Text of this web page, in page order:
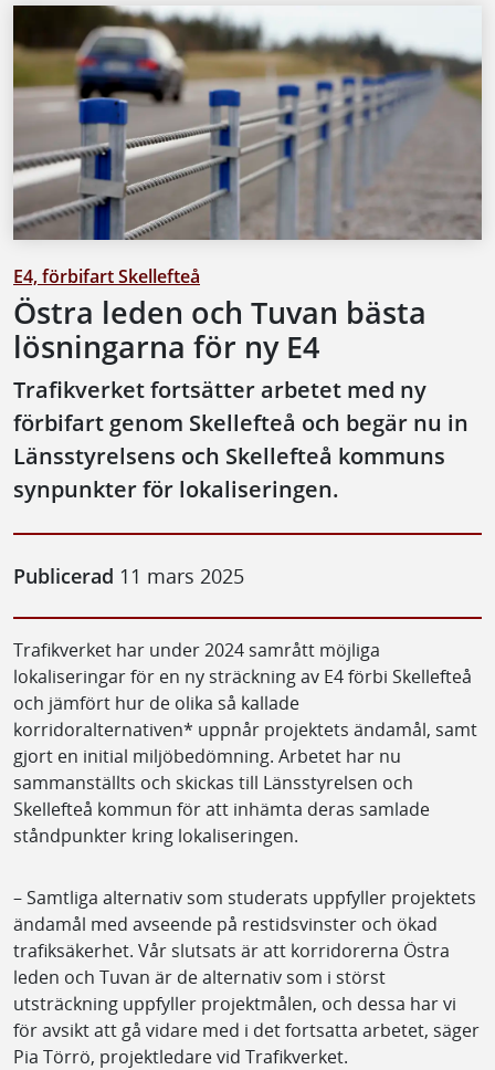
E4, förbifart Skellefteå
Östra leden och Tuvan bästa
lösningarna för ny E4
Trafikverket fortsätter arbetet med ny
förbifart genom Skellefteå och begär nu in
Länsstyrelsens och Skellefteå kommuns
synpunkter för lokaliseringen.
Publicerad 11 mars 2025
Trafikverket har under 2024 samrått möjliga
lokaliseringar för en ny sträckning av E4 förbi Skellefteå
och jämfört hur de olika så kallade
korridoralternativen* uppnår projektets ändamål, samt
gjort en initial miljöbedömning. Arbetet har nu
sammanställts och skickas till Länsstyrelsen och
Skellefteå kommun för att inhämta deras samlade
ståndpunkter kring lokaliseringen.
– Samtliga alternativ som studerats uppfyller projektets
ändamål med avseende på restidsvinster och ökad
trafiksäkerhet. Vår slutsats är att korridorerna Östra
leden och Tuvan är de alternativ som i störst
utsträckning uppfyller projektmålen, och dessa har vi
för avsikt att gå vidare med i det fortsatta arbetet, säger
Pia Törrö, projektledare vid Trafikverket.